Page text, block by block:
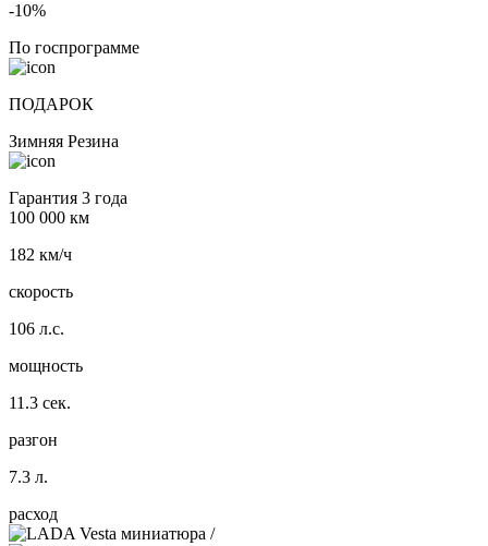
-10%
По госпрограмме
ПОДАРОК
Зимняя Резина
Гарантия 3 года
100 000 км
182 км/ч
скорость
106 л.с.
мощность
11.3 сек.
разгон
7.3 л.
расход